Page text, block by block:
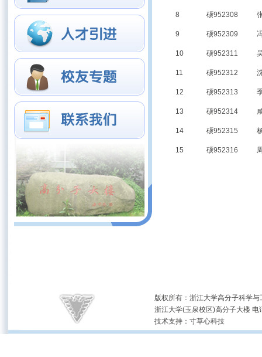
8 硕952308
9 硕952309
10 硕952311
11 硕952312
12 硕952313
13 硕952314
14 硕952315
15 硕952316
版权所有：浙江大学高分子科
浙江大学(玉泉校区)高分子大楼
技术支持： 寸草心科技